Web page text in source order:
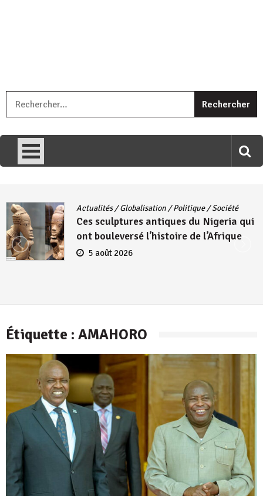
umariye umuryango wawe canke igihugu cakwibarutse .Wewe
Actualités/Globalisation /Politique/Société
Ces sculptures antiques du Nigeria qui
ont bouleversé l’histoire de l’Afrique
5 août 2026
Étiquette : AMAHORO